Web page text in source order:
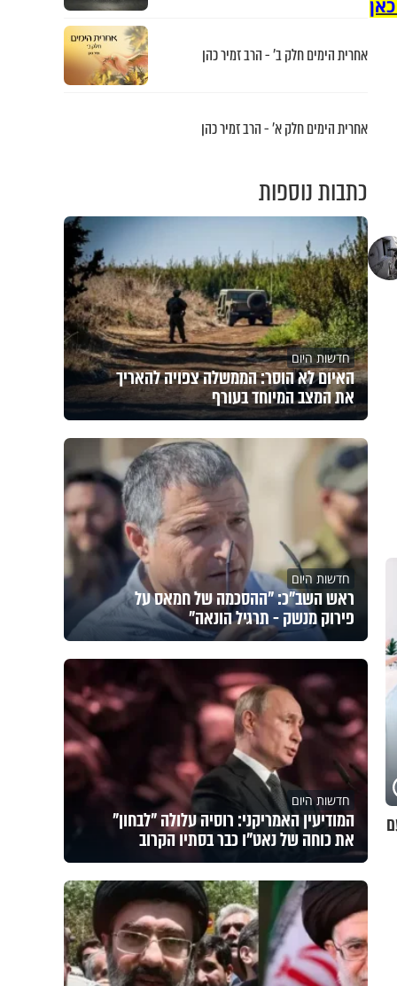
אחרית הימים חלק ב’ - הרב זמיר כהן
אחרית הימים חלק א’ - הרב זמיר כהן
כתבות נוספות
חדשות היום
האיום לא הוסר: הממשלה צפויה להאריך
את המצב המיוחד בעורף
חדשות היום
ראש השב"כ: "ההסכמה של חמאס על
פירוק מנשק - תרגיל הונאה"
חדשות היום
המודיעין האמריקני: רוסיה עלולה "לבחון"
את כוחה של נאט"ו כבר בסתיו הקרוב